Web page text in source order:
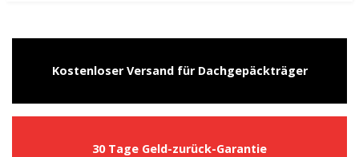
Kostenloser Versand für Dachgepäckträger
30 Tage Geld-zurück-Garantie